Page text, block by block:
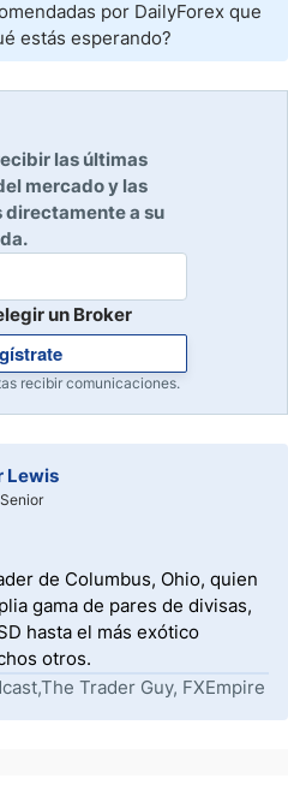
por DailyForex que
estás esperando?
las últimas
mercado y las
a su
un Broker
recibir comunicaciones.
Lewis
de Columbus, Ohio, quien
gama de pares de divisas,
hasta el más exótico
otros.
Trader Guy, FXEmpire